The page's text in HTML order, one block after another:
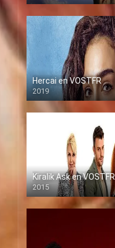
Hercai en VOSTFR
2019
Kiralik Ask en VOSTFR
2015